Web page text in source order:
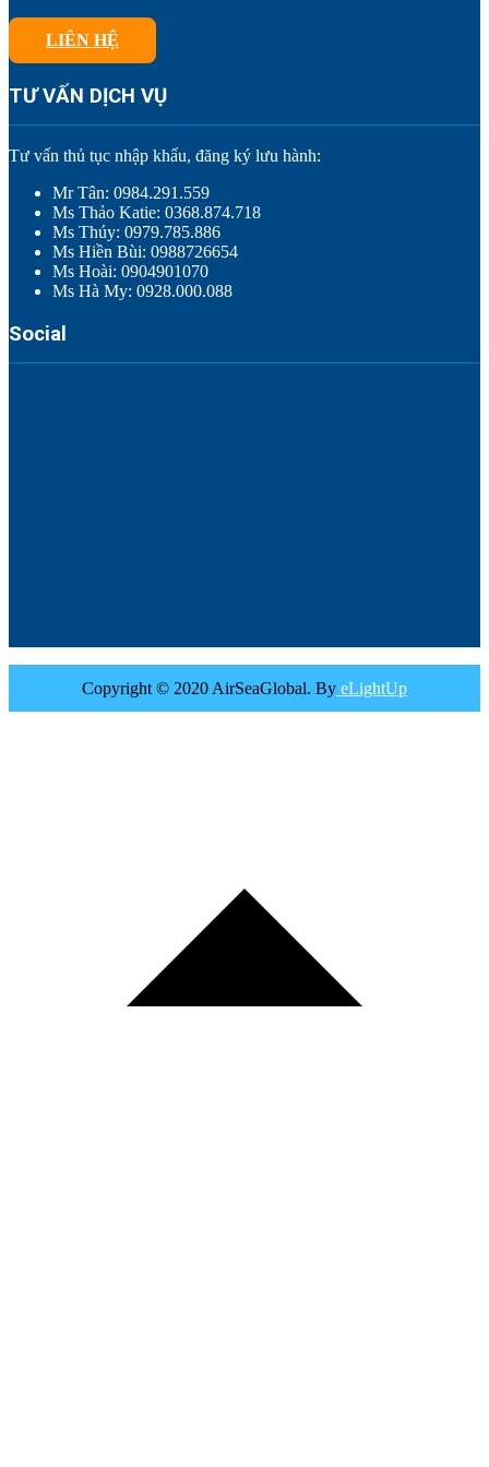
LIÊN HỆ
TƯ VẤN DỊCH VỤ
Tư vấn thủ tục nhập khẩu, đăng ký lưu hành:
Mr Tân: 0984.291.559
Ms Thảo Katie: 0368.874.718
Ms Thúy: 0979.785.886
Ms Hiền Bùi: 0988726654
Ms Hoài: 0904901070
Ms Hà My: 0928.000.088
Social
Copyright © 2020 AirSeaGlobal. By eLightUp